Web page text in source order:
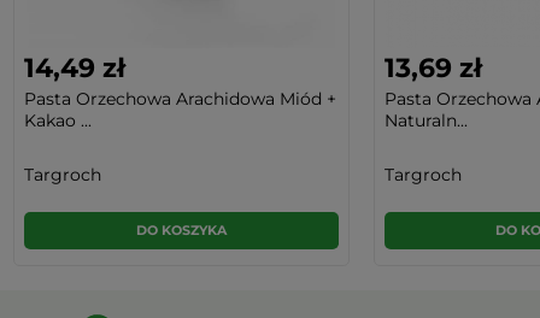
14,49 zł
Pasta Orzechowa Arachidowa Miód +
Kakao ...
Targroch
DO KOSZYKA
13,69 zł
Pasta Orzechowa
Naturaln...
Targroch
DO